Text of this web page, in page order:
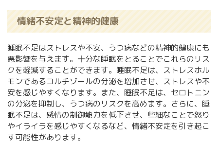
情緒不安定と精神的健康
睡眠不足はストレスや不安、うつ病などの精神的健康にも
悪影響を与えます。十分な睡眠をとることでこれらのリス
クを軽減することができます。睡眠不足は、ストレスホル
モンであるコルチゾールの分泌を増加させ、ストレスや不
安を感じやすくなります。また、睡眠不足は、セロトニン
の分泌を抑制し、うつ病のリスクを高めます。さらに、睡
眠不足は、感情の制御能力を低下させ、些細なことで怒り
やイライラを感じやすくなるなど、情緒不安定を引き起こ
す可能性があります。